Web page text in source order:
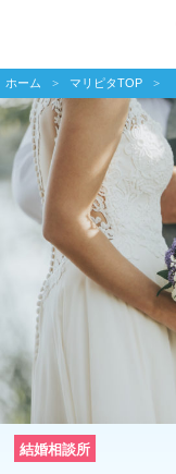
ホーム マリピタTOP
結婚相談所